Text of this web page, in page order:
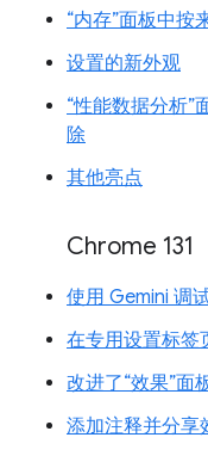
“内存”面板中按
设置的新外观
“性能数据分析”
除
其他亮点
Chrome 131
使用 Gemini 调
在专用设置标签
改进了“效果”面
添加注释并分享